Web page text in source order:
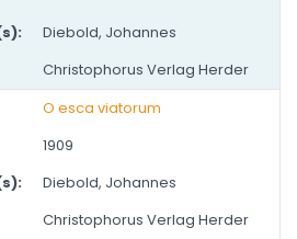
Diebold, Johannes
Christophorus Verlag Herder
O esca viatorum
1909
Diebold, Johannes
Christophorus Verlag Herder